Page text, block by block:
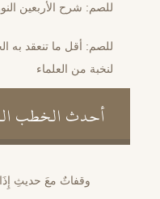
للصم: شرح الأربعين
للصم: أقل ما تنعقد به
لنخبة من العلماء
أحدث الخطب
وقفاتٌ معَ حديثِ